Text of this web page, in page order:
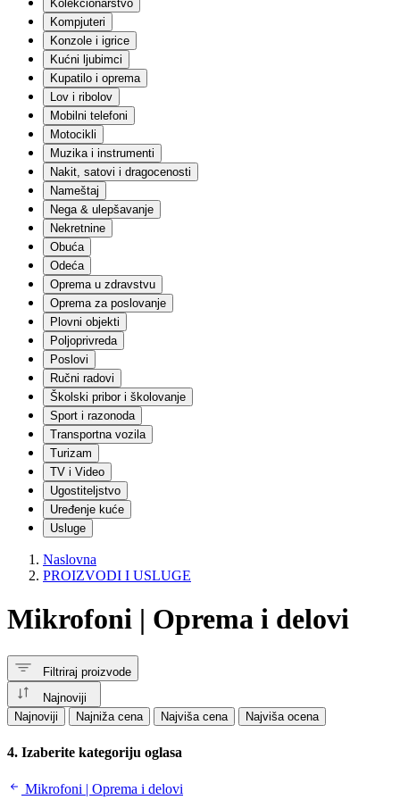
Građevinski materijali
Ograde
Keramika
Elektro
Sanitarije
Fasadni materijali
Molerski materijal
Krovni materijali
Alati
Solarna oprema
Skele i podupirači
Garažna vrata
Ostalo
Igračke i igre
Lutke
Setovi za igru
Akcione figure
Edukativne igračke i igre
Plišane igračke
Društvene igre
Vozila | Igračke, garaže i staze
Kockice
Vozila | Na akumulator
Slagalice
Igračke za bebe
Igračke za dvorište
Vozila | Guralice i tricikli
Sportske igračke
Dečji bicikli i trotineti
Muzičke igračke
Dečji šatori i kućice
Igračke za ljuljanje
Kostimi i maske za decu
Ostalo
Industrijska oprema
Drvo
Metal
Hrana
Tekstil i koža
Plastika
Ambalaža
Papir
Guma
Proizvodne linije
Mašine | Razno
Elektro i automatizacija
Komunalna oprema
Kolekcionarstvo
Kompjuteri
Konzole i igrice
Kućni ljubimci
Kupatilo i oprema
Lov i ribolov
Mobilni telefoni
Motocikli
Muzika i instrumenti
Nakit, satovi i dragocenosti
Nameštaj
Nega & ulepšavanje
Nekretnine
Obuća
Odeća
Oprema u zdravstvu
Oprema za poslovanje
Plovni objekti
Poljoprivreda
Poslovi
Ručni radovi
Školski pribor i školovanje
Sport i razonoda
Transportna vozila
Turizam
TV i Video
Ugostiteljstvo
Uređenje kuće
Usluge
Naslovna
PROIZVODI I USLUGE
Mikrofoni | Oprema i delovi
Filtriraj proizvode
Najnoviji
Najnoviji
Najniža cena Najviša cena Najviša ocena
4. Izaberite kategoriju oglasa
Mikrofoni | Oprema i delovi